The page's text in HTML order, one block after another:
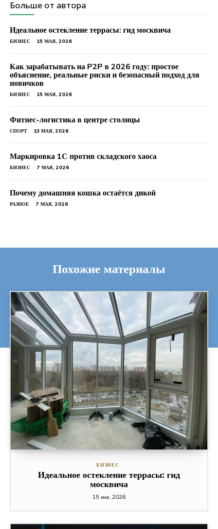
Больше от автора
Идеальное остекление террасы: гид москвича
БИЗНЕС 15 МАЯ, 2026
Как зарабатывать на P2P в 2026 году: простое
объяснение, реальные риски и безопасный подход для
новичков
БИЗНЕС 15 МАЯ, 2026
Фитнес-логистика в центре столицы
СПОРТ 13 МАЯ, 2026
Маркировка 1С против складского хаоса
БИЗНЕС 7 МАЯ, 2026
Почему домашняя кошка остаётся дикой
РАЗНОЕ 7 МАЯ, 2026
Похожие материалы
БИЗНЕС
Идеальное остекление террасы: гид
москвича
15 мая, 2026